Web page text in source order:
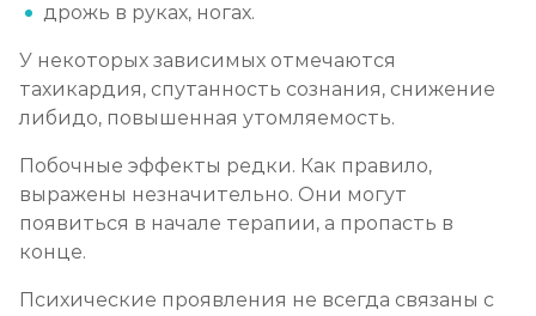
дрожь в руках, ногах.
У некоторых зависимых отмечаются
тахикардия, спутанность сознания, снижение
либидо, повышенная утомляемость.
Побочные эффекты редки. Как правило,
выражены незначительно. Они могут
появиться в начале терапии, а пропасть в
конце.
Психические проявления не всегда связаны с